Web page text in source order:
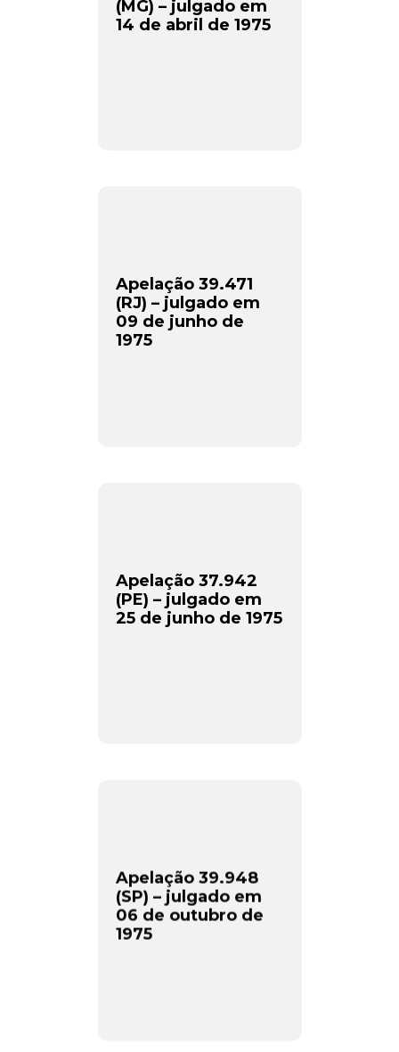
(MG) – julgado em
14 de abril de 1975
Apelação 39.471
(RJ) – julgado em
09 de junho de
1975
Apelação 37.942
(PE) – julgado em
25 de junho de 1975
Apelação 39.948
(SP) – julgado em
06 de outubro de
1975